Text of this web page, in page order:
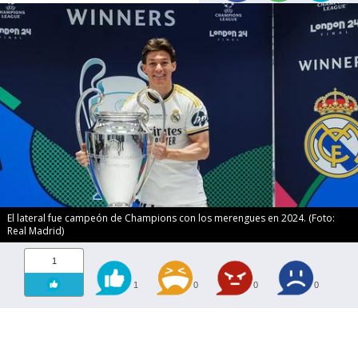
El lateral fue campeón de Champions con los merengues en 2024. (Foto:
Real Madrid)
1
1 0 0 0